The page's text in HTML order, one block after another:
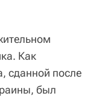
Как
сданной после
был